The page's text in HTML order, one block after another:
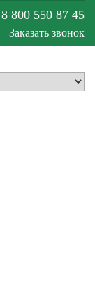
8 800 550 87 45
Заказать звонок